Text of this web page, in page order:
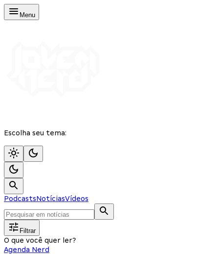
Menu
Escolha seu tema:
PodcastsNotíciasVídeos
Filtrar
O que você quer ler?
Agenda Nerd